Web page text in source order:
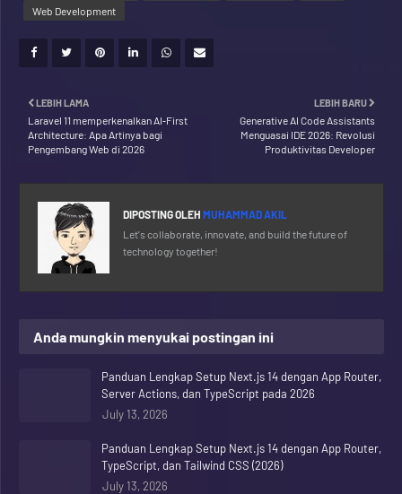
Web Development
LEBIH BARU
Generative AI Code Assistants
Menguasai IDE 2026: Revolusi
Produktivitas Developer
LEBIH LAMA
Laravel 11 memperkenalkan AI‑First
Architecture: Apa Artinya bagi
Pengembang Web di 2026
DIPOSTING OLEH MUHAMMAD AKIL
Let's collaborate, innovate, and build the future of
technology together!
Anda mungkin menyukai postingan ini
Panduan Lengkap Setup Next.js 14 dengan App Router,
Server Actions, dan TypeScript pada 2026
July 13, 2026
Panduan Lengkap Setup Next.js 14 dengan App Router,
TypeScript, dan Tailwind CSS (2026)
July 13, 2026